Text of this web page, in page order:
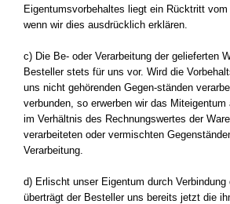
Eigentumsvorbehaltes liegt ein Rücktritt vom
wenn wir dies ausdrücklich erklären.
c) Die Be- oder Verarbeitung der gelieferten
Besteller stets für uns vor. Wird die
uns nicht gehörenden Gegen-ständen
verbunden, so erwerben wir das Miteigentum
im Verhältnis des Rechnungswertes der
verarbeiteten oder vermischten
Verarbeitung.
d) Erlischt unser Eigentum durch
überträgt der Besteller uns bereits jetzt die